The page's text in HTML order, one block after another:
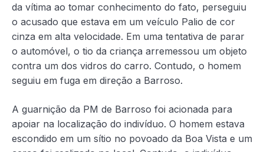
da vítima ao tomar conhecimento do fato, perseguiu
o acusado que estava em um veículo Palio de cor
cinza em alta velocidade. Em uma tentativa de parar
o automóvel, o tio da criança arremessou um objeto
contra um dos vidros do carro. Contudo, o homem
seguiu em fuga em direção a Barroso.
A guarnição da PM de Barroso foi acionada para
apoiar na localização do indivíduo. O homem estava
escondido em um sítio no povoado da Boa Vista e um